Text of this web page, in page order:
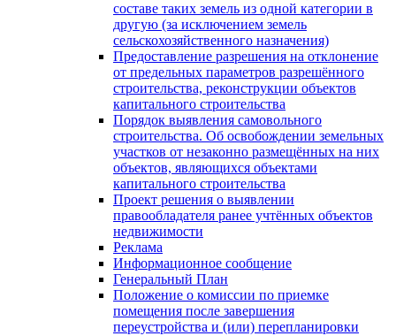
составе таких земель из одной категории в
другую (за исключением земель
сельскохозяйственного назначения)
Предоставление разрешения на отклонение
от предельных параметров разрешённого
строительства, реконструкции объектов
капитального строительства
Порядок выявления самовольного
строительства. Об освобождении земельных
участков от незаконно размещённых на них
объектов, являющихся объектами
капитального строительства
Проект решения о выявлении
правообладателя ранее учтённых объектов
недвижимости
Реклама
Информационное сообщение
Генеральный План
Положение о комиссии по приемке
помещения после завершения
переустройства и (или) перепланировки